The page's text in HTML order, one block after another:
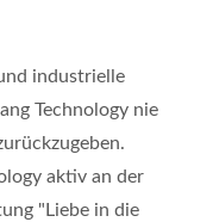
industrielle
Technology nie
aktiv an der
"Liebe in die